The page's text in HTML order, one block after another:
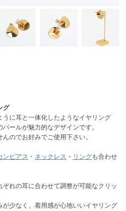
グ
うに耳と一体化したようなイヤリング
ールが魅力的なデザインです。
のでお好みでご使用下さい。
ンピアス ・ ネックレス ・ リングも合わせ
れの耳に合わせて調整が可能なクリッ
が少なく、着用感が心地いいイヤリング